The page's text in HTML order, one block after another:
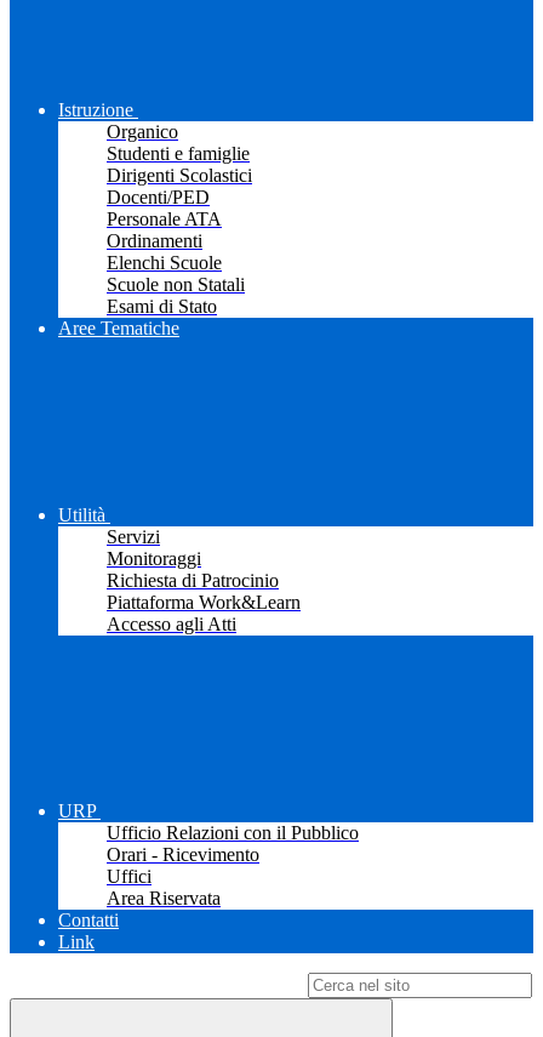
Istruzione
Organico
Studenti e famiglie
Dirigenti Scolastici
Docenti/PED
Personale ATA
Ordinamenti
Elenchi Scuole
Scuole non Statali
Esami di Stato
Aree Tematiche
Utilità
Servizi
Monitoraggi
Richiesta di Patrocinio
Piattaforma Work&Learn
Accesso agli Atti
URP
Ufficio Relazioni con il Pubblico
Orari - Ricevimento
Uffici
Area Riservata
Contatti
Link